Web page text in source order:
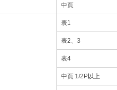
中頁
表1
表2、3
表4
中頁 1/2P以上